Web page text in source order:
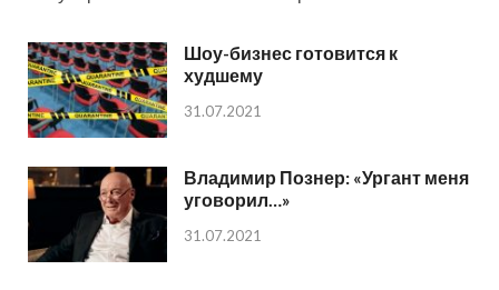
Шоу-бизнес готовится к
худшему
31.07.2021
Владимир Познер: «Ургант меня
уговорил…»
31.07.2021